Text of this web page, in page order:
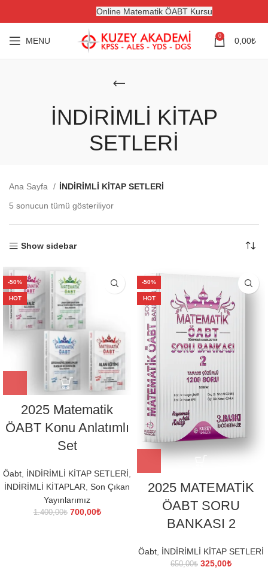
Online Matematik ÖABT Kursu
MENU 0 0,00₺
İNDİRİMLİ KİTAP
SETLERİ
Ana Sayfa
İNDİRİMLİ KİTAP SETLERİ
5 sonucun tümü gösteriliyor
Show sidebar
-50%
HOT
2025 Matematik
ÖABT Konu Anlatımlı
Set
Öabt İNDİRİMLİ KİTAP SETLERİ
İNDİRİMLİ KİTAPLAR Son Çıkan
Yayınlarımız
1.400,00₺ Orijinal
700,00₺Şu
-50%
HOT
2025 MATEMATİK
ÖABT SORU
BANKASI 2
Öabt İNDİRİMLİ KİTAP SETLERİ
650,00₺ Orijinal
325,00₺Şu